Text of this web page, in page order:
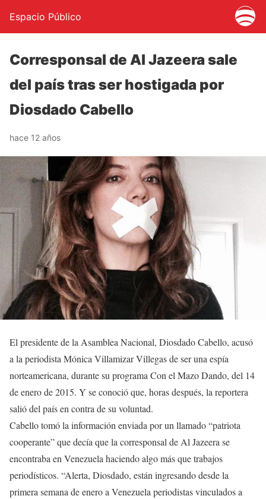
Espacio Público
Corresponsal de Al Jazeera sale
del país tras ser hostigada por
Diosdado Cabello
hace 12 años
El presidente de la Asamblea Nacional, Diosdado Cabello, acusó
a la periodista Mónica Villamizar Villegas de ser una espía
norteamericana, durante su programa Con el Mazo Dando, del 14
de enero de 2015. Y se conoció que, horas después, la reportera
salió del país en contra de su voluntad.
Cabello tomó la información enviada por un llamado “patriota
cooperante” que decía que la corresponsal de Al Jazeera se
encontraba en Venezuela haciendo algo más que trabajos
periodísticos. “Alerta, Diosdado, están ingresando desde la
primera semana de enero a Venezuela periodistas vinculados a